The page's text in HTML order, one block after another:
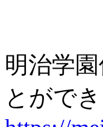
明治学
とがで